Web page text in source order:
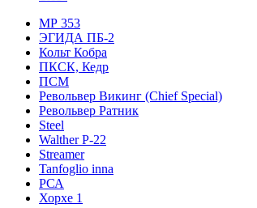
МР 353
ЭГИДА ПБ-2
Кольт Кобра
ПКСК, Кедр
ПСМ
Револьвер Викинг (Chief Special)
Револьвер Ратник
Steel
Walther P-22
Streamer
Tanfoglio inna
РСА
Хорхе 1